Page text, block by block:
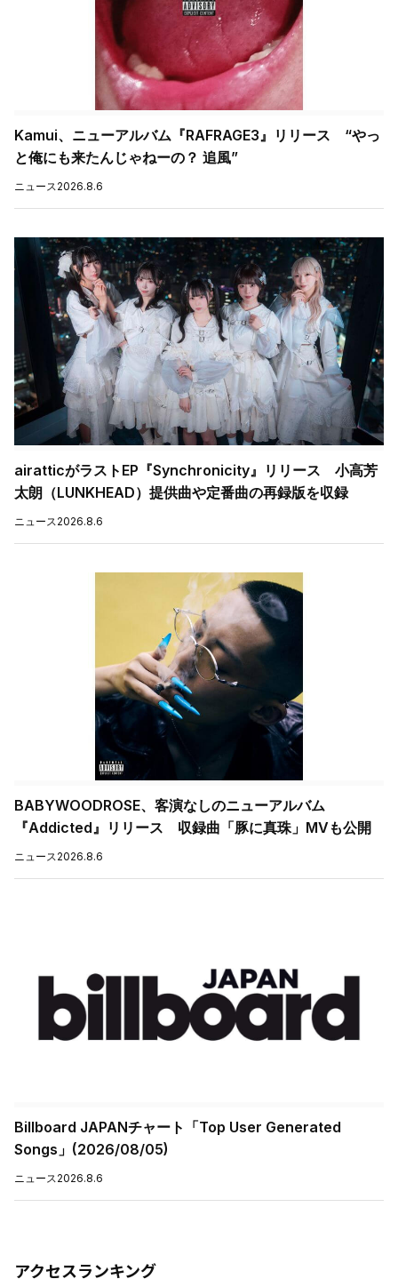
Kamui、ニューアルバム『RAFRAGE3』リリース “やっ
と俺にも来たんじゃねーの？ 追風”
ニュース2026.8.6
airatticがラストEP『Synchronicity』リリース 小高芳
太朗（LUNKHEAD）提供曲や定番曲の再録版を収録
ニュース2026.8.6
BABYWOODROSE、客演なしのニューアルバム
『Addicted』リリース 収録曲「豚に真珠」MVも公開
ニュース2026.8.6
Billboard JAPANチャート「Top User Generated
Songs」(2026/08/05)
ニュース 2026.8.6
アクセスランキング